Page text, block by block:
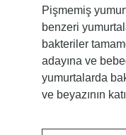
Pişmemiş
benzeri
bakteriler
adayına ve
yumurtalarda
ve beyazının